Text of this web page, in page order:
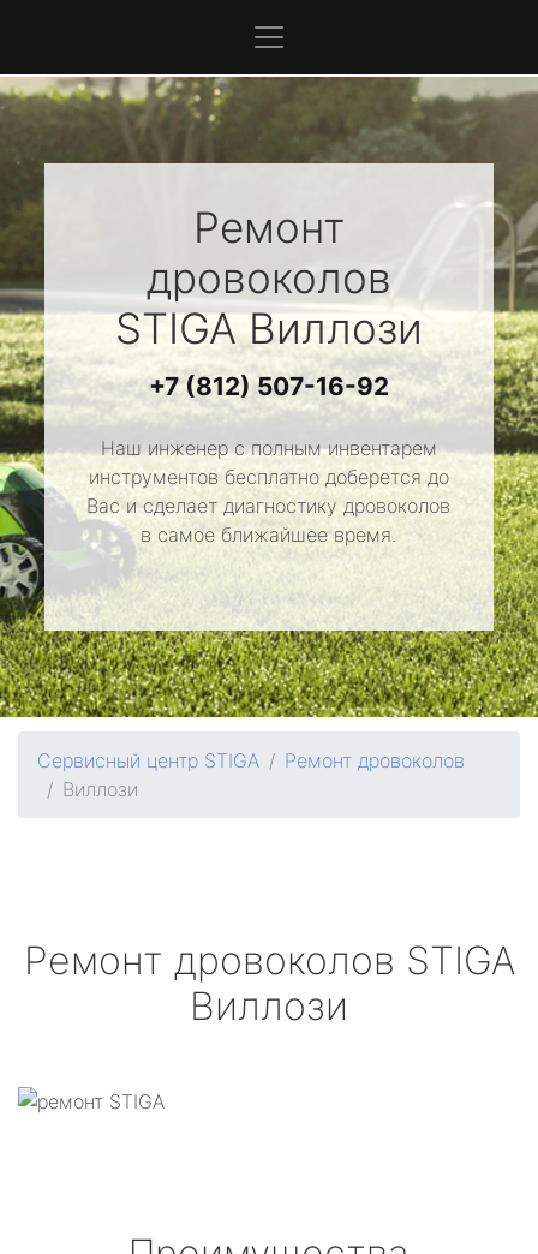
Ремонт
дровоколов
STIGAВиллози
+7 (812) 507-16-92
Наш инженер с полным инвентарем
инструментов бесплатно доберется до
Вас и сделает диагностику дровоколов
в самое ближайшее время.
Сервисный центр STIGA
Ремонт дровоколов
Виллози
Ремонт дровоколов STIGA
Виллози